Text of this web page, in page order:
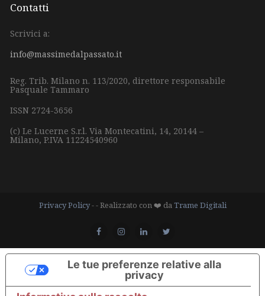
Contatti
Scrivici a:
info@massimedalpassato.it
Reg. Trib. Milano n. 113/2020, direttore responsabile
Pasquale Tammaro
ISSN 2724-3656
(c) Le Lucerne S.r.l. Via Montecatini, 14, 20144 –
Milano, P.IVA 11224540960
Privacy Policy- - Realizzato con ❤️ daTrame Digitali
Le tue preferenze relative alla
privacy